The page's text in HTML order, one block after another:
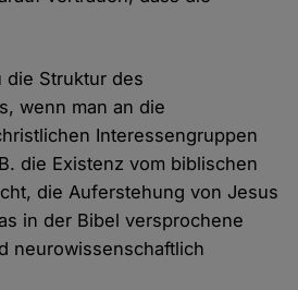
die Struktur des
wenn man an die
Interessengruppen
die Existenz vom biblischen
die Auferstehung von Jesus
in der Bibel versprochene
neurowissenschaftlich